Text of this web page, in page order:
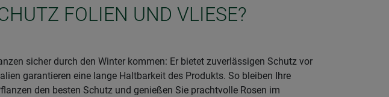
FOLIEN UND VLIESE?
sicher durch den Winter kommen: Er bietet zuverlässigen Schutz vor
garantieren eine lange Haltbarkeit des Produkts. So bleiben Ihre
den besten Schutz und genießen Sie prachtvolle Rosen im